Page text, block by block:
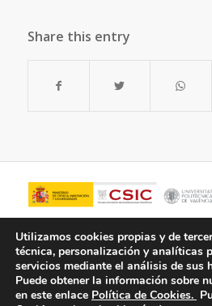
Share this entry
Utilizamos cookies propias y de
técnica, personalización y analíticas
servicios mediante el análisis de sus
Puede obtener la información sobre
en este enlace Política de Cookies.